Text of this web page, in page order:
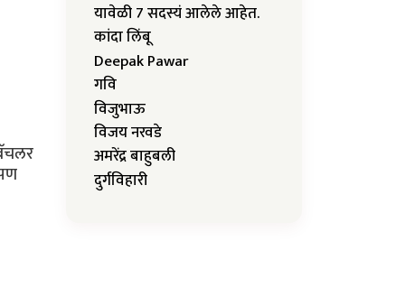
यावेळी 7 सदस्यं आलेले आहेत.
कांदा लिंबू
Deepak Pawar
गवि
विजुभाऊ
विजय नरवडे
अमरेंद्र बाहुबली
दुर्गविहारी